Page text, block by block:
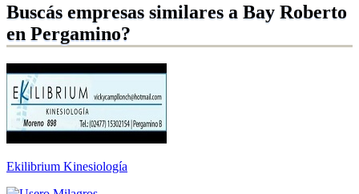
Buscás empresas similares a Bay Roberto
en Pergamino?
Ekilibrium Kinesiología